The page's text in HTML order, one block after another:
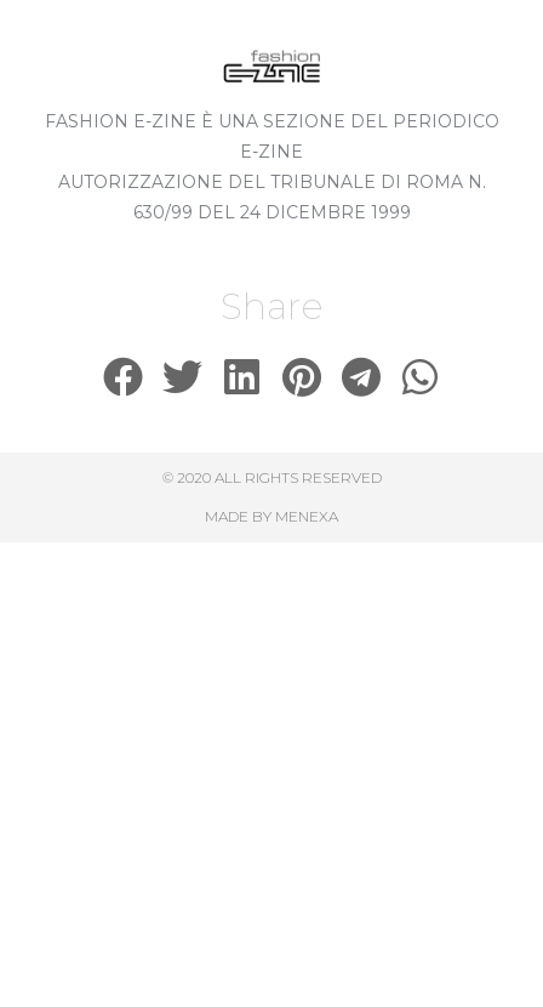
FASHION E-ZINE È UNA SEZIONE DEL PERIODICO
E-ZINE
AUTORIZZAZIONE DEL TRIBUNALE DI ROMA N.
630/99 DEL 24 DICEMBRE 1999
Share
© 2020 ALL RIGHTS RESERVED​
MADE BY MENEXA